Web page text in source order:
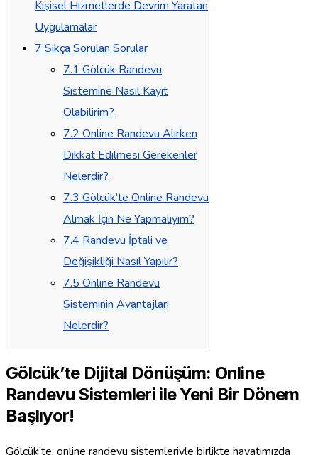
Kişisel Hizmetlerde Devrim Yaratan
Uygulamalar
7 Sıkça Sorulan Sorular
7.1 Gölcük Randevu
Sistemine Nasıl Kayıt
Olabilirim?
7.2 Online Randevu Alırken
Dikkat Edilmesi Gerekenler
Nelerdir?
7.3 Gölcük’te Online Randevu
Almak İçin Ne Yapmalıyım?
7.4 Randevu İptali ve
Değişikliği Nasıl Yapılır?
7.5 Online Randevu
Sisteminin Avantajları
Nelerdir?
Gölcük’te Dijital Dönüşüm: Online
Randevu Sistemleri ile Yeni Bir Dönem
Başlıyor!
Gölcük’te, online randevu sistemleriyle birlikte hayatımızda